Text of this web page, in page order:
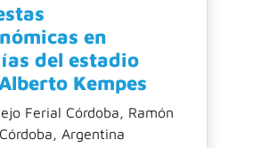
en
del estadio
Kempes
Ferial Córdoba, Ramón
Argentina